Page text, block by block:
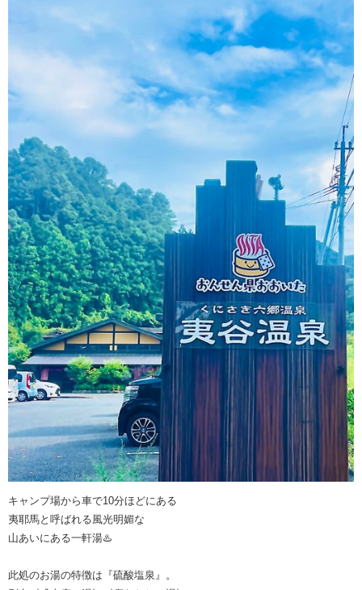
キャンプ場から車で10分ほどにある
夷耶馬と呼ばれる風光明媚な
山あいにある一軒湯♨️
此処のお湯の特徴は『硫酸塩泉』。